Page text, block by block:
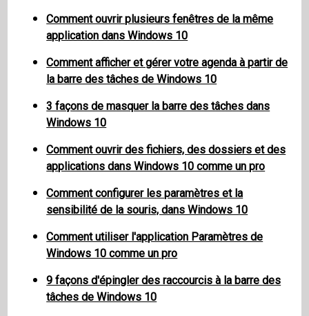
Comment ouvrir plusieurs fenêtres de la même
application dans Windows 10
Comment afficher et gérer votre agenda à partir de
la barre des tâches de Windows 10
3 façons de masquer la barre des tâches dans
Windows 10
Comment ouvrir des fichiers, des dossiers et des
applications dans Windows 10 comme un pro
Comment configurer les paramètres et la
sensibilité de la souris, dans Windows 10
Comment utiliser l'application Paramètres de
Windows 10 comme un pro
9 façons d'épingler des raccourcis à la barre des
tâches de Windows 10